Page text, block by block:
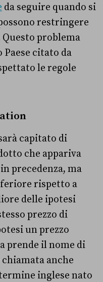
da seguire quando si
restringere
problema
citato da
le regole
capitato di
che appariva
precedenza, ma
rispetto a
delle ipotesi
prezzo di
un prezzo
prende il nome di
anche
inglese nato